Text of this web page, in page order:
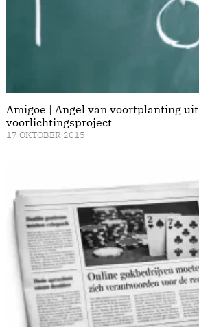
Amigoe | Angel van voortplanting uit
voorlichtingsproject
17 OKTOBER 2015